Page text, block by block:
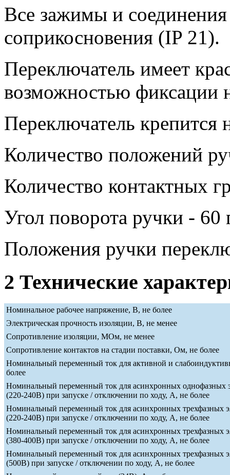
Все зажимы и
соприкосновения (IP 21).
Переключатель имеет
возможностью фиксации
Переключатель
Количество положений
Количество контактных
Угол поворота ручки - 60
Положения ручки
2 Технические
Номинальное рабочее напряжение, В, не более
Электрическая прочность изоляции, В, не менее
Сопротивление изоляции, МОм, не менее
Сопротивление контактов на стадии поставки, Ом, не более
Номинальный переменный ток для активной и
более
Номинальный переменный ток для асинхронных однофазных
(220-240В) при запуске / отключении по ходу, А, не более
Номинальный переменный ток для асинхронных трехфазных
(220-240В) при запуске / отключении по ходу, А, не более
Номинальный переменный ток для асинхронных трехфазных
(380-400В) при запуске / отключении по ходу, А, не более
Номинальный переменный ток для асинхронных трехфазных
(500В) при запуске / отключении по ходу, А, не более